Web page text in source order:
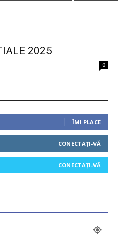
2025
0
ÎMI PLACE
CONECTAȚI-VĂ
CONECTAȚI-VĂ